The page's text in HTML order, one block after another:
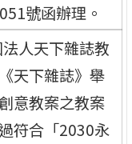
號函辦理。
人天下雜誌教
天下雜誌》舉
意教案之教案
符合「2030永